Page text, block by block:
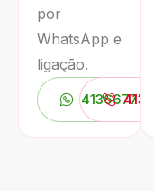
por
WhatsApp e
ligação.